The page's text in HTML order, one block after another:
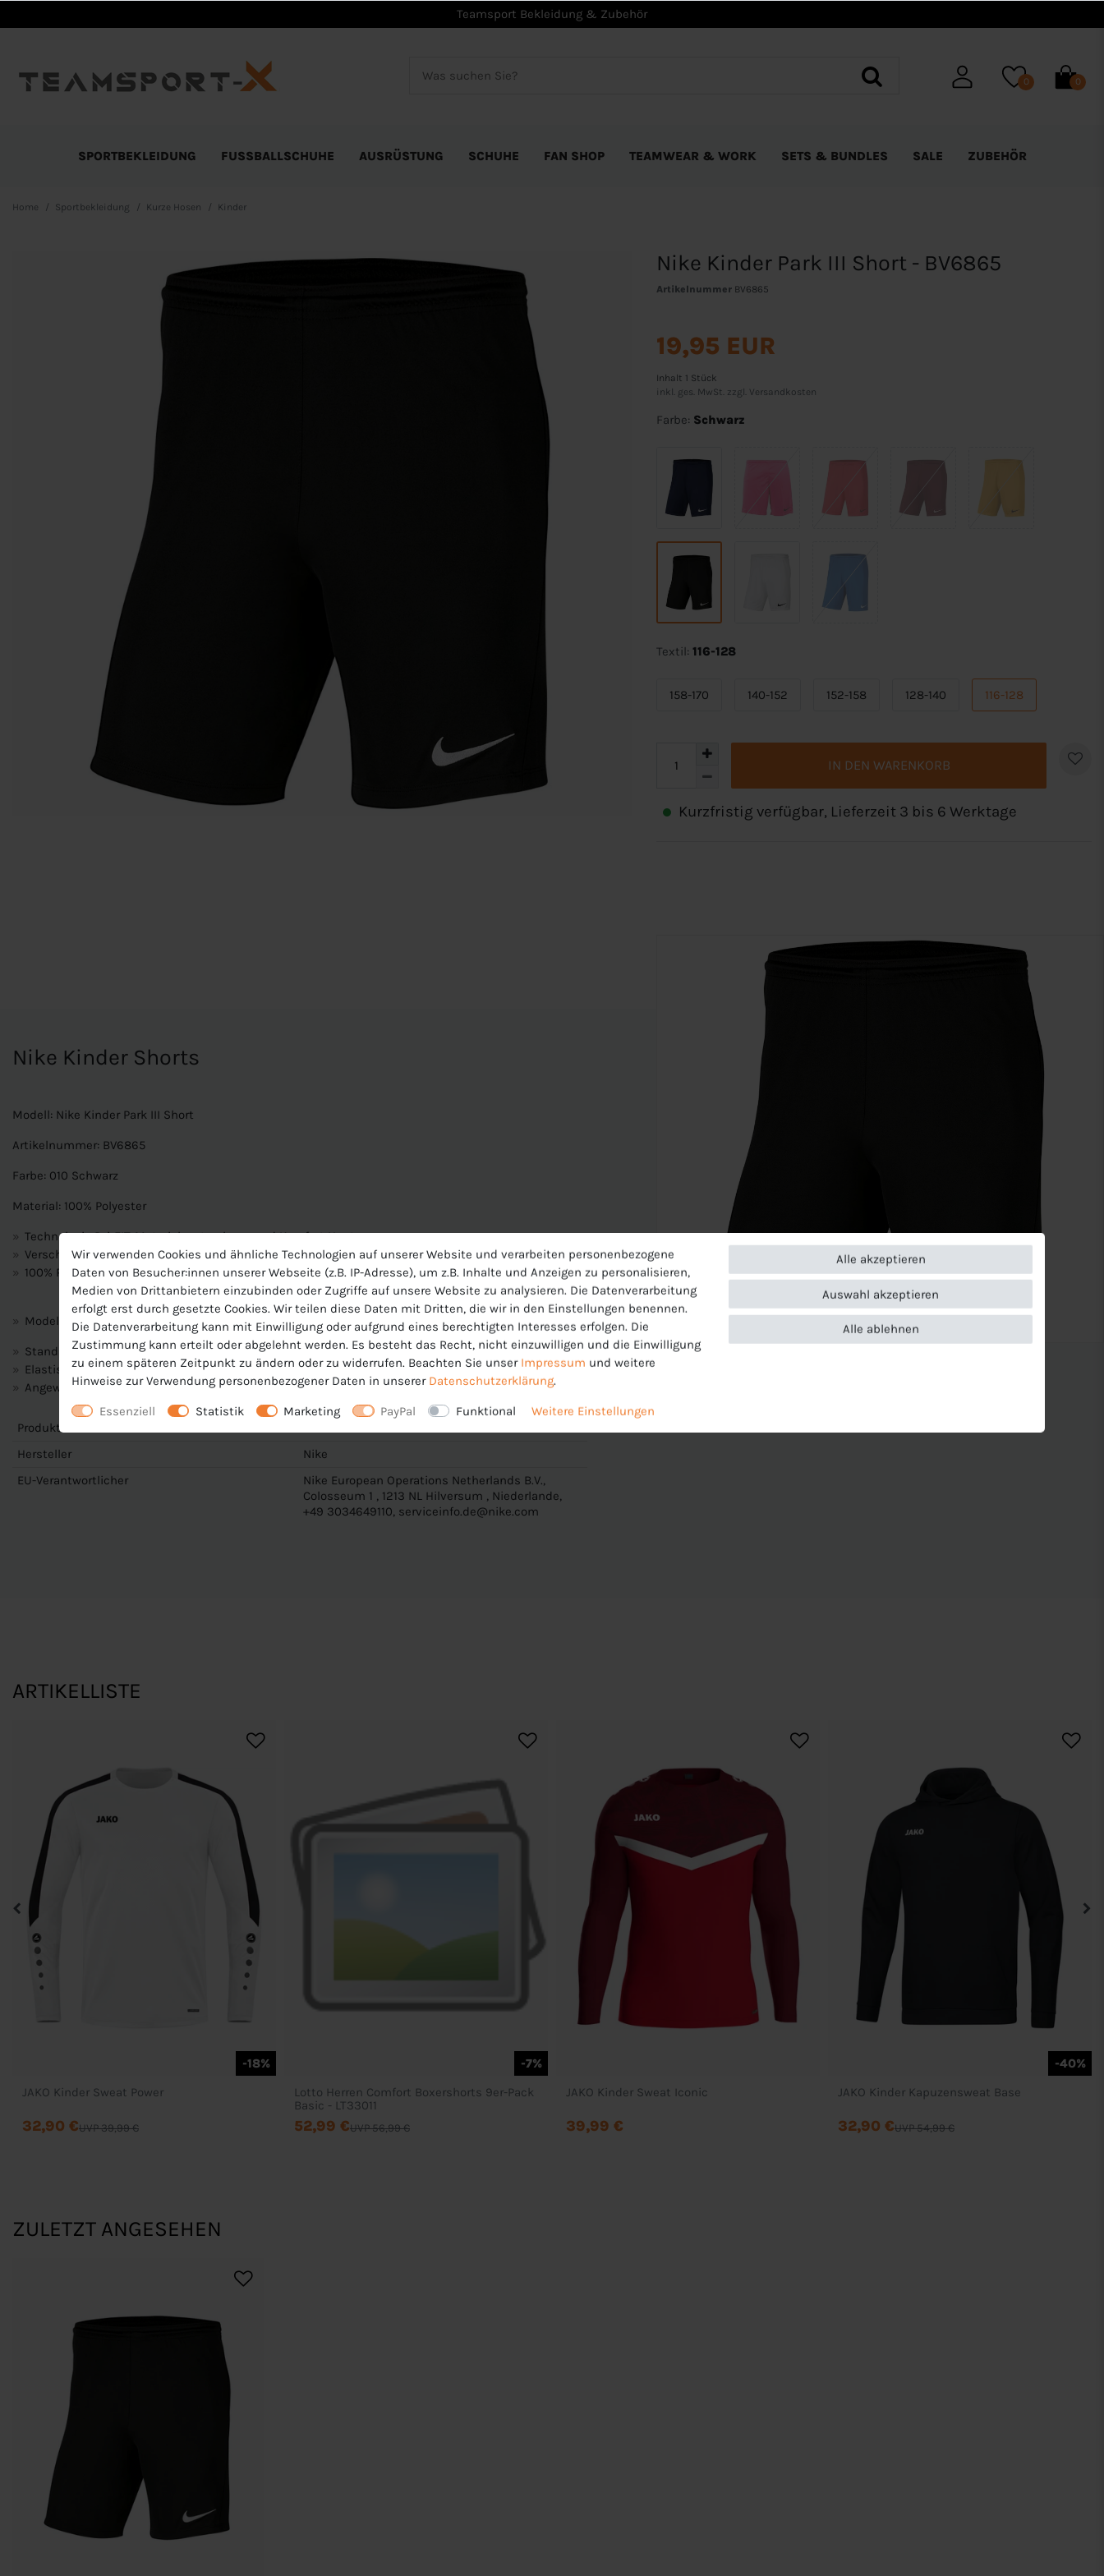
Teamsport Bekleidung & Zubehör
0 0
SPORTBEKLEIDUNG FUSSBALLSCHUHE AUSRÜSTUNG SCHUHE FAN SHOP TEAMWEAR & WORK SETS & BUNDLES SALE ZUBEHÖR
Home Sportbekleidung Kurze Hosen Kinder
Nike Kinder Park III Short - BV6865
Artikelnummer BV6865
19,95 EUR
Inhalt 1 Stück
inkl. ges. MwSt. zzgl. Versandkosten
Farbe: Schwarz
Textil: 116-128
158-170 140-152 152-158 128-140 116-128
IN DEN WARENKORB
Kurzfristig verfügbar, Lieferzeit 3 bis 6 Werktage
Nike Kinder Shorts
Modell: Nike Kinder Park III Short
Artikelnummer: BV6865
Farbe: 010 Schwarz
Material: 100% Polyester
Technologie Dri-FIT-Material zu trocknen und Komfort Haut.
Verschluss: Pull On
100% Polyester
Modellnummer: BV6865
Standard Passform
Elastischer Bund mit Kordelzug
Angewinkelte Nähte an den Seiten ermöglichen uneingeschränkte Bewegungsfreiheit
Produktnummer
Hersteller
Nike
EU-Verantwortlicher
Nike European Operations Netherlands B.V.,
Colosseum 1 , 1213 NL Hilversum , Niederlande,
+49 3034649110, serviceinfo.de@nike.com
ARTIKELLISTE
-18%
JAKO Kinder Sweat Power
UVP 39,99 €
32,90 €
-7%
Lotto Herren Comfort Boxershorts 9er-Pack
Basic - LT33011
UVP 56,99 €
52,99 €
JAKO Kinder Sweat Iconic
39,99 €
-40%
JAKO Kinder Kapuzensweat Base
UVP 54,99 €
32,90 €
ZULETZT ANGESEHEN
Wir verwenden Cookies und ähnliche Technologien auf unserer Website und verarbeiten personenbezogene
Daten von Besucher:innen unserer Webseite (z.B. IP-Adresse), um z.B. Inhalte und Anzeigen zu personalisieren,
Medien von Drittanbietern einzubinden oder Zugriffe auf unsere Website zu analysieren. Die Datenverarbeitung
erfolgt erst durch gesetzte Cookies. Wir teilen diese Daten mit Dritten, die wir in den Einstellungen benennen.
Die Datenverarbeitung kann mit Einwilligung oder aufgrund eines berechtigten Interesses erfolgen. Die
Zustimmung kann erteilt oder abgelehnt werden. Es besteht das Recht, nicht einzuwilligen und die Einwilligung
zu einem späteren Zeitpunkt zu ändern oder zu widerrufen. Beachten Sie unser Impressum und weitere
Hinweise zur Verwendung personenbezogener Daten in unserer Daten­schutz­erklärung.
Essenziell Statistik Marketing PayPal Funktional Weitere Einstellungen
Alle akzeptieren
Alle ablehnen
Auswahl akzeptieren